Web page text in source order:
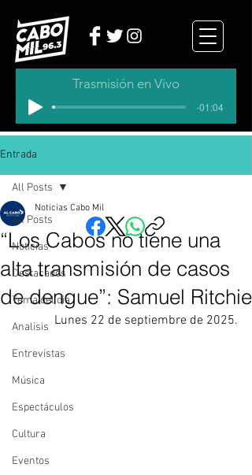
Trasmisión en Vivo
-01:04
Entrada
All Posts
Noticias
Destacados
Tema del dia
Analisis
Entrevistas
Música
Espectáculos
Cultura
Eventos
All Posts
“Los Cabos no tiene una
alta transmisión de casos
de dengue”: Samuel Ritchie
Noticias Cabo Mil
Lunes 22 de septiembre de 2025.